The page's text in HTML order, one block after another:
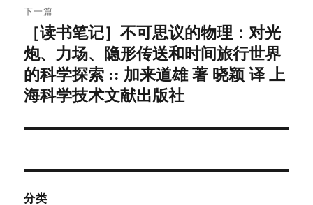
航
章：
下一篇
篇
文
章：
［读书笔记］不可思议的物理：对光
炮、力场、隐形传送和时间旅行世界
的科学探索 :: 加来道雄 著 晓颖 译 上
海科学技术文献出版社
分类